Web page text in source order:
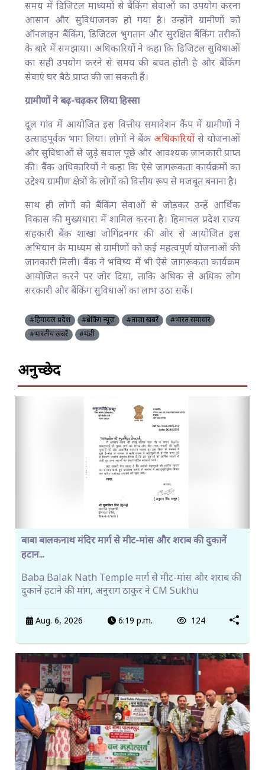
समय में डिजिटल माध्यमों से बैंकिंग सेवाओं का उपयोग करना
आसान और सुविधाजनक हो गया है। उन्होंने ग्रामीणों को
ऑनलाइन बैंकिंग, डिजिटल भुगतान और सुरक्षित बैंकिंग तरीकों
के बारे में समझाया। अधिकारियों ने कहा कि डिजिटल सुविधाओं
का सही उपयोग करने से समय की बचत होती है और बैंकिंग
सेवाएं घर बैठे प्राप्त की जा सकती हैं।
ग्रामीणों ने बढ़-चढ़कर लिया हिस्सा
दूल गांव में आयोजित इस वित्तीय समावेशन कैंप में ग्रामीणों ने
उत्साहपूर्वक भाग लिया। लोगों ने बैंक अधिकारियों से योजनाओं
और सुविधाओं से जुड़े सवाल पूछे और आवश्यक जानकारी प्राप्त
की। बैंक अधिकारियों ने कहा कि ऐसे जागरूकता कार्यक्रमों का
उद्देश्य ग्रामीण क्षेत्रों के लोगों को वित्तीय रूप से मजबूत बनाना है।
साथ ही लोगों को बैंकिंग सेवाओं से जोड़कर उन्हें आर्थिक
विकास की मुख्यधारा में शामिल करना है। हिमाचल प्रदेश राज्य
सहकारी बैंक शाखा जोगिंद्रनगर की ओर से आयोजित इस
अभियान के माध्यम से ग्रामीणों को कई महत्वपूर्ण योजनाओं की
जानकारी मिली। बैंक ने भविष्य में भी ऐसे जागरूकता कार्यक्रम
आयोजित करने पर जोर दिया, ताकि अधिक से अधिक लोग
सरकारी और बैंकिंग सुविधाओं का लाभ उठा सकें।
#हिमाचल प्रदेश #ब्रेकिंग न्यूज़ #ताज़ा खबरें
#भारत समाचार
#भारतीय खबरें
#मंडी
अनुच्छेद
बाबा बालकनाथ मंदिर मार्ग से मीट-मांस और शराब की दुकानें
हटान...
Baba Balak Nath Temple मार्ग से मीट-मांस और शराब की
दुकानें हटाने की मांग, अनुराग ठाकुर ने CM Sukhu
Aug. 6, 2026 6:19 p.m. 124